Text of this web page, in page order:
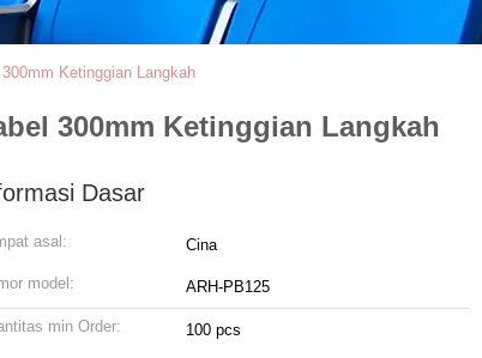
Ketinggian Langkah
300mm Ketinggian Langkah
Dasar
asal: Cina
model: ARH-PB125
min Order: 100 pcs